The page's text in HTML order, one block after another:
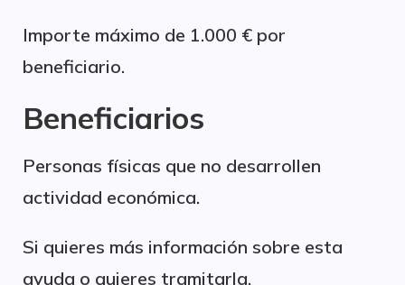
Importe máximo de 1.000 € por
beneficiario.
Beneficiarios
Personas físicas que no desarrollen
actividad económica.
Si quieres más información sobre esta
ayuda o quieres tramitarla.